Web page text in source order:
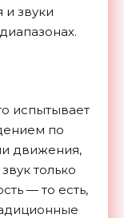
звуки
испытывает
по
движения,
только
— то есть,